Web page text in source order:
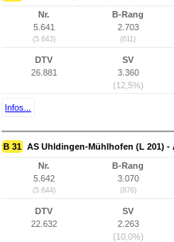
Nr.
5.641
(5.643)
B-Rang
2.703
(611)
DTV
26.881
SV
3.360
(12,5%)
Infos...
B 31 AS Uhldingen-Mühlhofen (L 201) -
Nr.
5.642
(5.644)
B-Rang
3.070
(876)
DTV
22.632
SV
2.263
(10,0%)